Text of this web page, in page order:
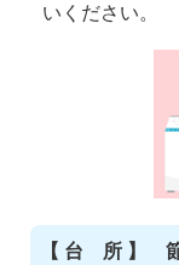
いください。
【 台 所 】